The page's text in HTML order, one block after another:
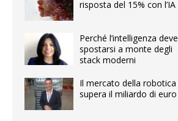
risposta del 15% con l’IA
Perché l’intelligenza deve
spostarsi a monte degli
stack moderni
Il mercato della robotica
supera il miliardo di euro